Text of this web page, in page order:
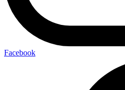
Facebook